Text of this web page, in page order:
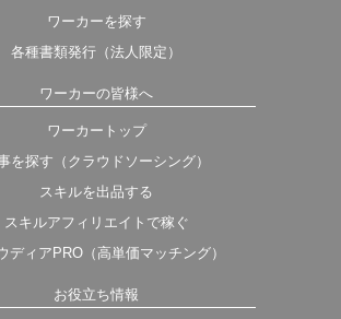
ワーカーを探す
各種書類発行（法人限定）
ワーカーの皆様へ
ワーカートップ
を探す（クラウドソーシング）
スキルを出品する
スキルアフィリエイトで稼ぐ
ディアPRO（高単価マッチング）
お役立ち情報